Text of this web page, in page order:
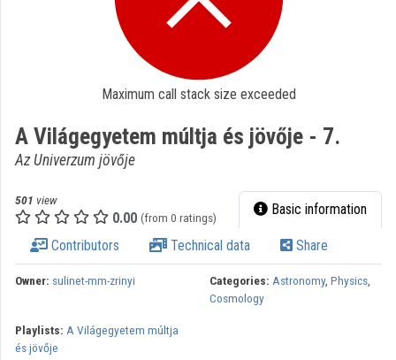
Contributors
Maximum call stack size exceeded
A Világegyetem múltja és jövője - 7.
Az Univerzum jövője
501 view
0.00 (from 0 ratings) Basic information
Contributors Technical data Share
Owner: sulinet-mm-zrinyi Categories: Astronomy, Physics,
Cosmology
Playlists: A Világegyetem múltja
és jövője